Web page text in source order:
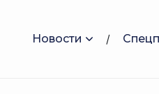
Новости